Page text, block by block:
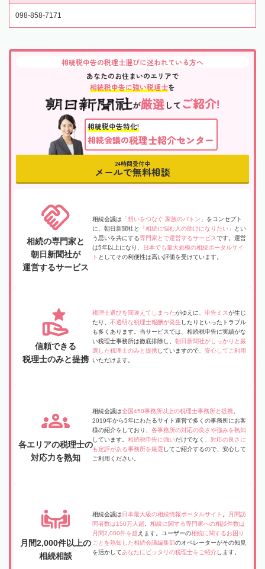
098-858-7171
相続税申告の税理士選びに迷われている方へ
あなたのお住まいのエリアで
相続税申告に強い税理士を
が厳選して ご紹介!
相続税申告特化!
相続会議の税理士紹介センター
24時間受付中
メールで無料相談
相続の専門家と
朝日新聞社が
運営するサービス
相続会議は 「想いをつなぐ 家族のバトン」 をコンセプト
に、朝日新聞社と
「相続に悩む人の助けになりたい」
とい
う思いを共にする専門家とで運営するサービスです。運営
は5年以上になり、
日本でも最大規模の相続ポータルサイ
ト としてその利便性は高い評価を受けています。
信頼できる
税理士のみと提携
税理士選びを間違えてしまったがゆえに、 申告ミスが生じ
たり、 不透明な税理士報酬が発生 したりといったトラブル
も多くあります。当サービスでは、相続税申告に実績がな
い税理士事務所は徹底排除し、 朝日新聞社がしっかりと厳
選した税理士のみと提携していますので、 安心してご利用
いただけます。
各エリアの税理士の
対応力を熟知
相続会議は全国450事務所以上の税理士事務所と提携
2019年から5年にわたるサイト運営で多くの事務所にお客
様の紹介をしており、 各事務所の対応の良さや強みを熟知
しています。 相続税申告に強いだけでなく、 対応の良さに
も定評がある事務所を厳選 してご紹介するので、安心して
ご利用ください。
月間2,000件以上の
相続相談
相続会議は 日本最大級の相続情報ポータルサイト
月間訪
問者数は150万人超
相続に関する専門家への相談件数は
月間2,000件を超 えます。ユーザーの相続に関するお困り
ごとを熟知した相続会議編集部のオペレーターがその知見
を活かしてあなたにピッタリの税理士をご紹介 します。